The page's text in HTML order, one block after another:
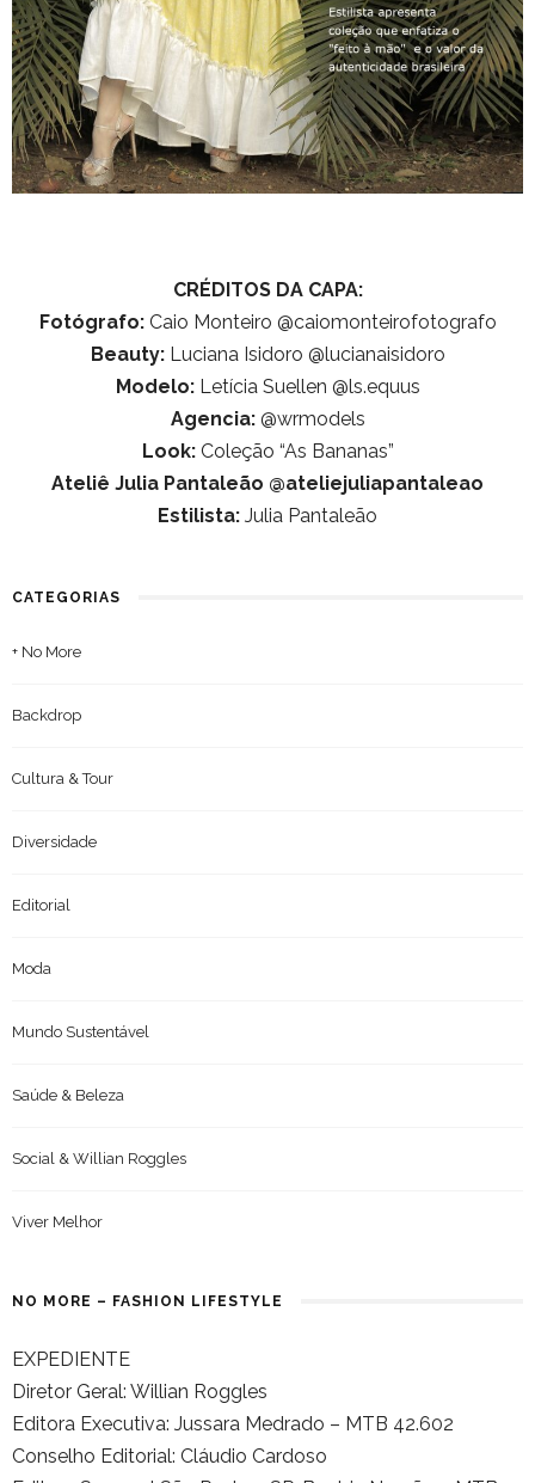
CRÉDITOS DA CAPA:
Fotógrafo:Caio Monteiro @caiomonteirofotografo
Beauty:Luciana Isidoro @lucianaisidoro
Modelo:Letícia Suellen @ls.equus
Agencia:@wrmodels
Look:Coleção “As Bananas”
Ateliê Julia Pantaleão @ateliejuliapantaleao
Estilista: Julia Pantaleão
CATEGORIAS
+ No More
Backdrop
Cultura & Tour
Diversidade
Editorial
Moda
Mundo Sustentável
Saúde & Beleza
Social & Willian Roggles
Viver Melhor
NO MORE – FASHION LIFESTYLE
EXPEDIENTE
Diretor Geral: Willian Roggles
Editora Executiva: Jussara Medrado – MTB 42.602
Conselho Editorial: Cláudio Cardoso